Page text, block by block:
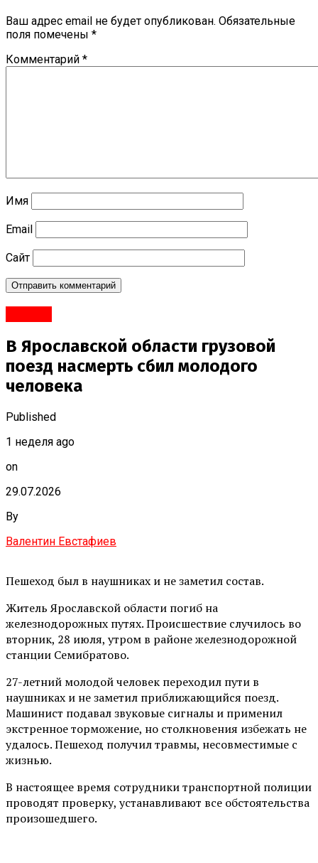
Ваш адрес email не будет опубликован. Обязательные
поля помечены *
Комментарий *
Имя
Email
Сайт
В Ярославской области грузовой
поезд насмерть сбил молодого
человека
Published
1 неделя ago
on
29.07.2026
By
Валентин Евстафиев
Пешеход был в наушниках и не заметил состав.
Житель Ярославской области погиб на
железнодорожных путях. Происшествие случилось во
вторник, 28 июля, утром в районе железнодорожной
станции Семибратово.
27-летний молодой человек переходил пути в
наушниках и не заметил приближающийся поезд.
Машинист подавал звуковые сигналы и применил
экстренное торможение, но столкновения избежать не
удалось. Пешеход получил травмы, несовместимые с
жизнью.
В настоящее время сотрудники транспортной полиции
проводят проверку, устанавливают все обстоятельства
произошедшего.